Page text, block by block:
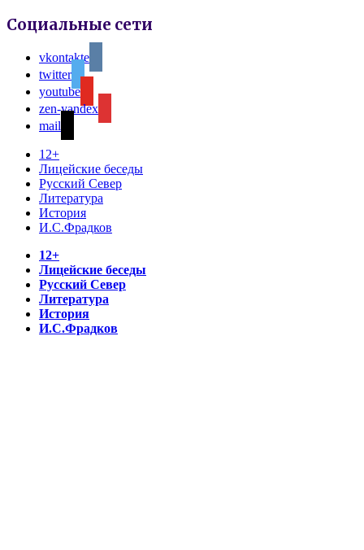
Социальные сети
vkontakte
twitter
youtube
zen-yandex
mail
12+
Лицейские беседы
Русский Север
Литература
История
И.С.Фрадков
12+
Лицейские беседы
Русский Север
Литература
История
И.С.Фрадков